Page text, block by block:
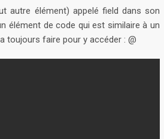
autre élément) appelé field dans son
élément de code qui est similaire à un
toujours faire pour y accéder : @